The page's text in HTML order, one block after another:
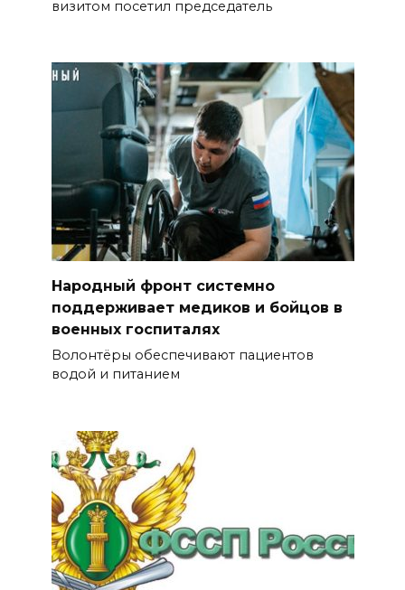
визитом посетил председатель
Народный фронт системно
поддерживает медиков и бойцов в
военных госпиталях
Волонтёры обеспечивают пациентов
водой и питанием